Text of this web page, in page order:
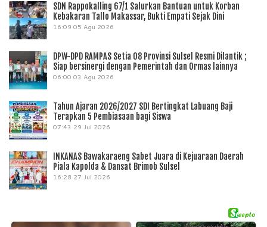
SDN Rappokalling 67/1 Salurkan Bantuan untuk Korban
Kebakaran Tallo Makassar, Bukti Empati Sejak Dini
16:09 05 Agu 2026
DPW-DPD RAMPAS Setia 08 Provinsi Sulsel Resmi Dilantik ;
Siap bersinergi dengan Pemerintah dan Ormas lainnya
06:00 03 Agu 2026
Tahun Ajaran 2026/2027 SDI Bertingkat Labuang Baji
Terapkan 5 Pembiasaan bagi Siswa
07:43 29 Jul 2026
INKANAS Bawakaraeng Sabet Juara di Kejuaraan Daerah
Piala Kapolda & Dansat Brimob Sulsel
16:28 27 Jul 2026